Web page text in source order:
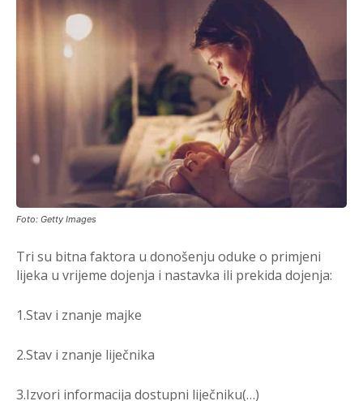
Foto: Getty Images
Tri su bitna faktora u donošenju oduke o primjeni
lijeka u vrijeme dojenja i nastavka ili prekida dojenja:
1.Stav i znanje majke
2.Stav i znanje liječnika
3.Izvori informacija dostupni liječniku(…)